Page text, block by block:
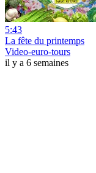
5:43
La fête du printemps
Video-euro-tours
il y a 6 semaines